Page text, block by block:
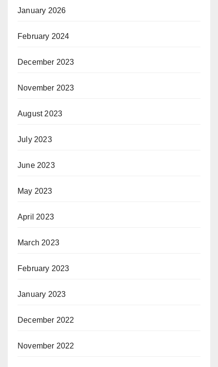
January 2026
February 2024
December 2023
November 2023
August 2023
July 2023
June 2023
May 2023
April 2023
March 2023
February 2023
January 2023
December 2022
November 2022